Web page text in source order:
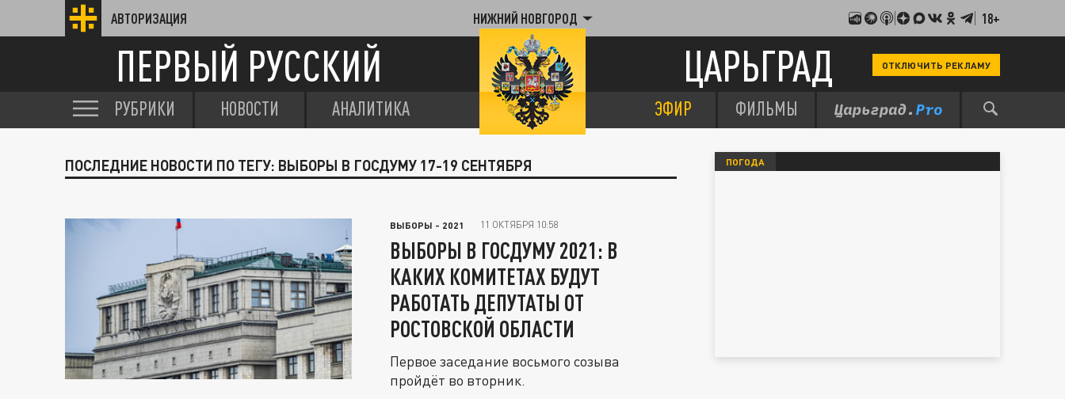
АВТОРИЗАЦИЯ НИЖНИЙ НОВГОРОД 18+
ПЕРВЫЙ РУССКИЙ ЦАРЬГРАД ОТКЛЮЧИТЬ РЕКЛАМУ
РУБРИКИ НОВОСТИ АНАЛИТИКА ЭФИР ФИЛЬМЫ
ПОСЛЕДНИЕ НОВОСТИ ПО ТЕГУ: ВЫБОРЫ В ГОСДУМУ 17-19 СЕНТЯБРЯ
ВЫБОРЫ - 2021 11 ОКТЯБРЯ 10:58
ВЫБОРЫ В ГОСДУМУ 2021: В
КАКИХ КОМИТЕТАХ БУДУТ
РАБОТАТЬ ДЕПУТАТЫ ОТ
РОСТОВСКОЙ ОБЛАСТИ
Первое заседание восьмого созыва
пройдёт во вторник.
ПОГОДА